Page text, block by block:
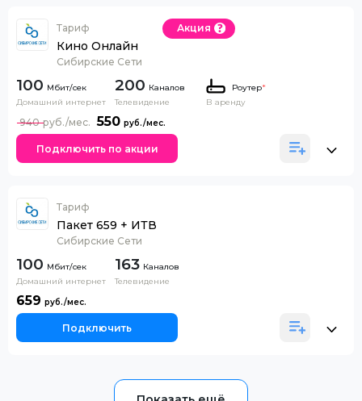
Тариф
Кино Онлайн
Сибирские Сети
Акция
100
Домашний интернет
200 Каналов
Телевидение
Роутер*
В аренду
550
940
Подключить по акции
Тариф
Пакет 659 + ИТВ
Сибирские Сети
100
Домашний интернет
163 Каналов
Телевидение
659
Подключить